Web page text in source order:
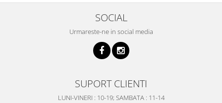
SOCIAL
Urmareste-ne in social media
SUPORT CLIENTI
LUNI-VINERI : 10-19; SAMBATA : 11-14